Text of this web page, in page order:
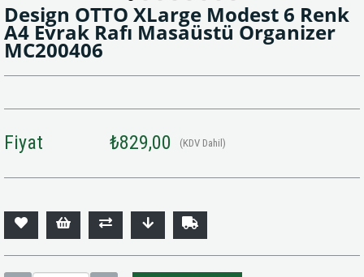
Design OTTO XLarge Modest 6 Renk
A4 Evrak Rafı Masaüstü Organizer
MC200406
Fiyat ₺829,00 (KDV Dahil)